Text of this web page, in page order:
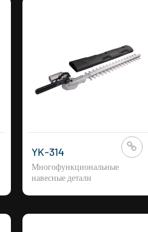
YK-314
Многофункциональные
навесные детали